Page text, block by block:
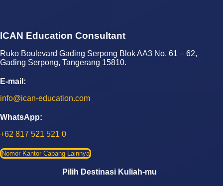
ICAN Education Consultant
Ruko Boulevard Gading Serpong Blok AA3 No. 61 – 62,
Gading Serpong, Tangerang 15810.
E-mail:
info@ican-education.com
WhatsApp:
+62 817 521 521 0
Nomor Kantor Cabang Lainnya
Pilih Destinasi Kuliah-mu